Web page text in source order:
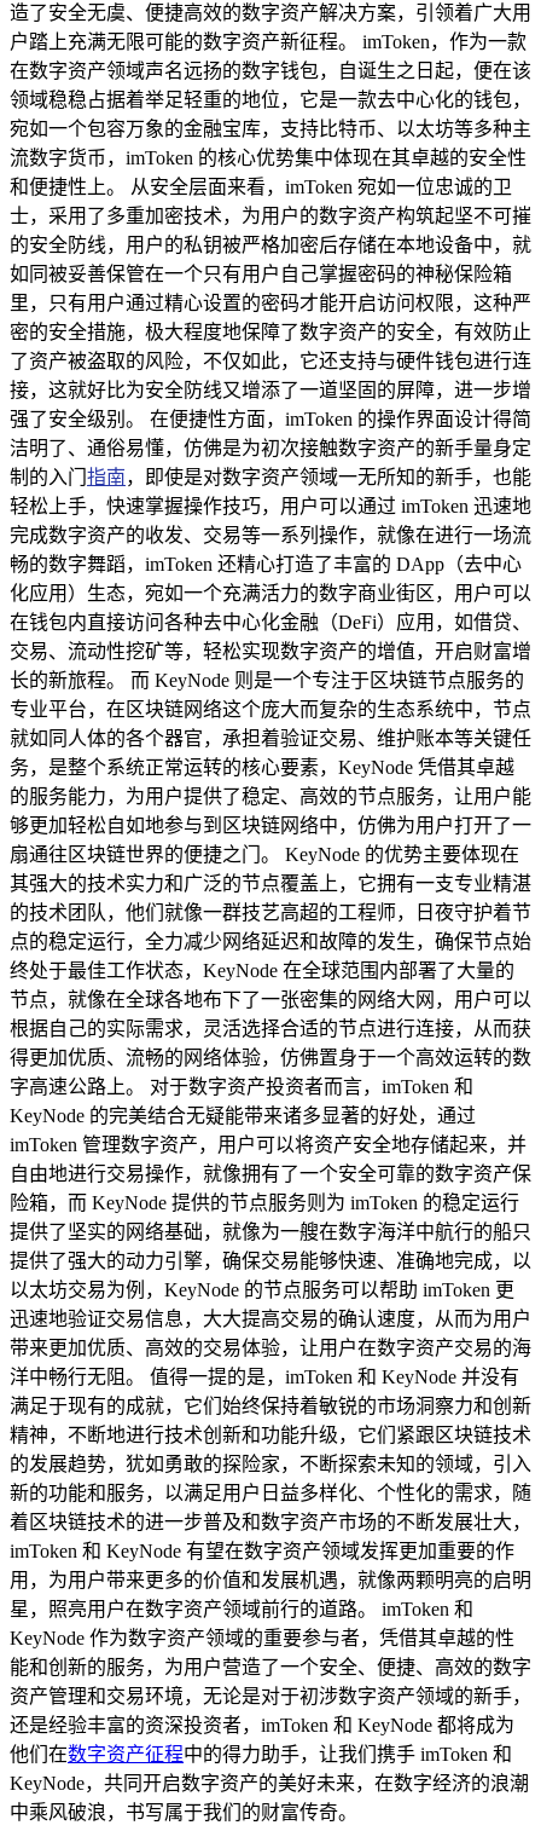
造了安全无虞、便捷高效的数字资产解决方案，引领着广大用
户踏上充满无限可能的数字资产新征程。 imToken，作为一款
在数字资产领域声名远扬的数字钱包，自诞生之日起，便在该
领域稳稳占据着举足轻重的地位，它是一款去中心化的钱包，
宛如一个包容万象的金融宝库，支持比特币、以太坊等多种主
流数字货币，imToken 的核心优势集中体现在其卓越的安全性
和便捷性上。 从安全层面来看，imToken 宛如一位忠诚的卫
士，采用了多重加密技术，为用户的数字资产构筑起坚不可摧
的安全防线，用户的私钥被严格加密后存储在本地设备中，就
如同被妥善保管在一个只有用户自己掌握密码的神秘保险箱
里，只有用户通过精心设置的密码才能开启访问权限，这种严
密的安全措施，极大程度地保障了数字资产的安全，有效防止
了资产被盗取的风险，不仅如此，它还支持与硬件钱包进行连
接，这就好比为安全防线又增添了一道坚固的屏障，进一步增
强了安全级别。 在便捷性方面，imToken 的操作界面设计得简
洁明了、通俗易懂，仿佛是为初次接触数字资产的新手量身定
制的入门 指南，即使是对数字资产领域一无所知的新手，也能
轻松上手，快速掌握操作技巧，用户可以通过 imToken 迅速地
完成数字资产的收发、交易等一系列操作，就像在进行一场流
畅的数字舞蹈，imToken 还精心打造了丰富的 DApp（去中心
化应用）生态，宛如一个充满活力的数字商业街区，用户可以
在钱包内直接访问各种去中心化金融（DeFi）应用，如借贷、
交易、流动性挖矿等，轻松实现数字资产的增值，开启财富增
长的新旅程。 而 KeyNode 则是一个专注于区块链节点服务的
专业平台，在区块链网络这个庞大而复杂的生态系统中，节点
就如同人体的各个器官，承担着验证交易、维护账本等关键任
务，是整个系统正常运转的核心要素，KeyNode 凭借其卓越
的服务能力，为用户提供了稳定、高效的节点服务，让用户能
够更加轻松自如地参与到区块链网络中，仿佛为用户打开了一
扇通往区块链世界的便捷之门。 KeyNode 的优势主要体现在
其强大的技术实力和广泛的节点覆盖上，它拥有一支专业精湛
的技术团队，他们就像一群技艺高超的工程师，日夜守护着节
点的稳定运行，全力减少网络延迟和故障的发生，确保节点始
终处于最佳工作状态，KeyNode 在全球范围内部署了大量的
节点，就像在全球各地布下了一张密集的网络大网，用户可以
根据自己的实际需求，灵活选择合适的节点进行连接，从而获
得更加优质、流畅的网络体验，仿佛置身于一个高效运转的数
字高速公路上。 对于数字资产投资者而言，imToken 和
KeyNode 的完美结合无疑能带来诸多显著的好处，通过
imToken 管理数字资产，用户可以将资产安全地存储起来，并
自由地进行交易操作，就像拥有了一个安全可靠的数字资产保
险箱，而 KeyNode 提供的节点服务则为 imToken 的稳定运行
提供了坚实的网络基础，就像为一艘在数字海洋中航行的船只
提供了强大的动力引擎，确保交易能够快速、准确地完成，以
以太坊交易为例，KeyNode 的节点服务可以帮助 imToken 更
迅速地验证交易信息，大大提高交易的确认速度，从而为用户
带来更加优质、高效的交易体验，让用户在数字资产交易的海
洋中畅行无阻。 值得一提的是，imToken 和 KeyNode 并没有
满足于现有的成就，它们始终保持着敏锐的市场洞察力和创新
精神，不断地进行技术创新和功能升级，它们紧跟区块链技术
的发展趋势，犹如勇敢的探险家，不断探索未知的领域，引入
新的功能和服务，以满足用户日益多样化、个性化的需求，随
着区块链技术的进一步普及和数字资产市场的不断发展壮大，
imToken 和 KeyNode 有望在数字资产领域发挥更加重要的作
用，为用户带来更多的价值和发展机遇，就像两颗明亮的启明
星，照亮用户在数字资产领域前行的道路。 imToken 和
KeyNode 作为数字资产领域的重要参与者，凭借其卓越的性
能和创新的服务，为用户营造了一个安全、便捷、高效的数字
资产管理和交易环境，无论是对于初涉数字资产领域的新手，
还是经验丰富的资深投资者，imToken 和 KeyNode 都将成为
他们在数字资产征程中的得力助手，让我们携手 imToken 和
KeyNode，共同开启数字资产的美好未来，在数字经济的浪潮
中乘风破浪，书写属于我们的财富传奇。